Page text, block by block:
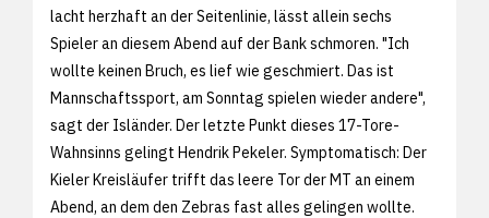
lacht herzhaft an der Seitenlinie, lässt allein sechs
Spieler an diesem Abend auf der Bank schmoren. "Ich
wollte keinen Bruch, es lief wie geschmiert. Das ist
Mannschaftssport, am Sonntag spielen wieder andere",
sagt der Isländer. Der letzte Punkt dieses 17-Tore-
Wahnsinns gelingt Hendrik Pekeler. Symptomatisch: Der
Kieler Kreisläufer trifft das leere Tor der MT an einem
Abend, an dem den Zebras fast alles gelingen wollte.